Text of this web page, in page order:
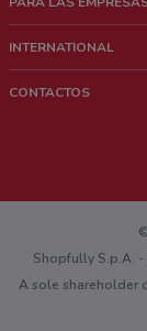
¿Quiénes Somos?
Trabaja con nosotros
Contacto comercial
INTERNATIONAL
CONTACTOS
¿Encontraste un
Shopfully S.p.A. -
A sole shareholder